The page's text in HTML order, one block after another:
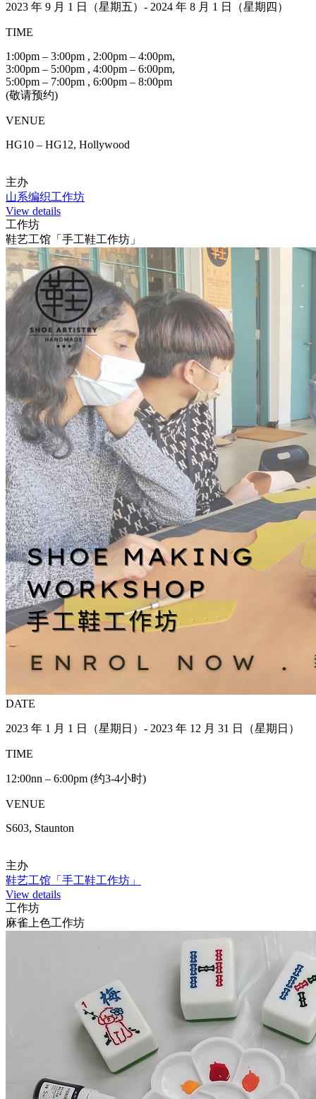
2023 年 9 月 1 日（星期五）- 2024 年 8 月 1 日（星期四）
TIME
1:00pm – 3:00pm , 2:00pm – 4:00pm,
3:00pm – 5:00pm , 4:00pm – 6:00pm,
5:00pm – 7:00pm , 6:00pm – 8:00pm
(敬请预约)
VENUE
HG10 – HG12, Hollywood
主办
山系编织工作坊
View details
工作坊
鞋艺工馆「手工鞋工作坊」
DATE
2023 年 1 月 1 日（星期日）- 2023 年 12 月 31 日（星期日）
TIME
12:00nn – 6:00pm (约3-4小时)
VENUE
S603, Staunton
主办
鞋艺工馆「手工鞋工作坊」
View details
工作坊
麻雀上色工作坊